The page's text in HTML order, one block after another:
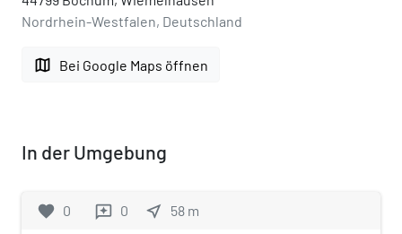
Nordrhein-Westfalen, Deutschland
map Bei Google Maps öffnen
In der Umgebung
favorite 0 reviews 0 near_me 58 m